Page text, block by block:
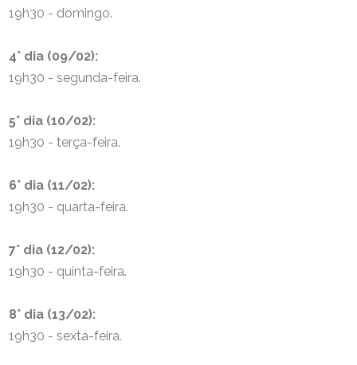
19h30 - domingo.
4° dia (09/02):
19h30 - segunda-feira.
5° dia (10/02):
19h30 - terça-feira.
6° dia (11/02):
19h30 - quarta-feira.
7° dia (12/02):
19h30 - quinta-feira.
8° dia (13/02):
19h30 - sexta-feira.